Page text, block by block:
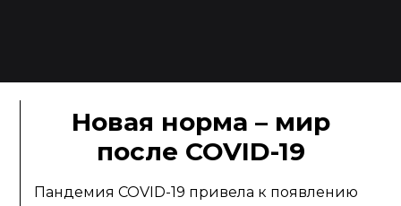
Новая норма – мир
после COVID-19
Пандемия COVID-19 привела к появлению